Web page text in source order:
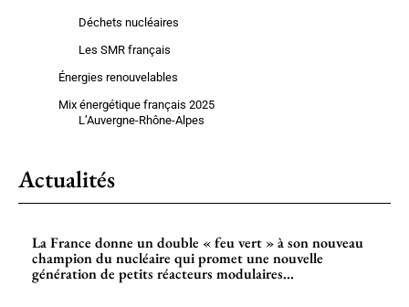
Déchets nucléaires
Les SMR français
Énergies renouvelables
Mix énergétique français 2025
L’Auvergne-Rhône-Alpes
Actualités
La France donne un double « feu vert » à son nouveau
champion du nucléaire qui promet une nouvelle
génération de petits réacteurs modulaires...